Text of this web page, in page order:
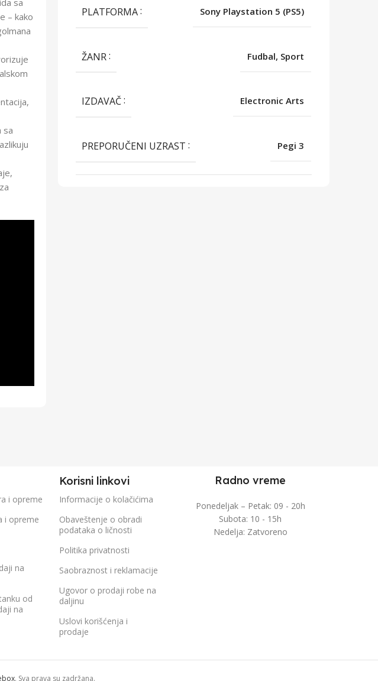
sa
– kako
sa
PLATFORMA Sony Playstation 5 (PS5)
ŽANR Fudbal, Sport
IZDAVAČ Electronic Arts
PREPORUČENI UZRAST Pegi 3
i opreme
i opreme
na
od
na
Korisni linkovi
Informacije o kolačićima
Obaveštenje o obradi
podataka o ličnosti
Politika privatnosti
Saobraznost i reklamacije
Ugovor o prodaji robe na
daljinu
Uslovi korišćenja i
prodaje
Radno vreme
Ponedeljak – Petak: 09 - 20h
Subota: 10 - 15h
Nedelja: Zatvoreno
. Sva prava su zadržana.